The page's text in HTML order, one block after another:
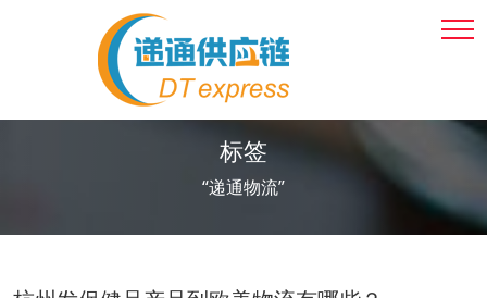
标签
“递通物流”